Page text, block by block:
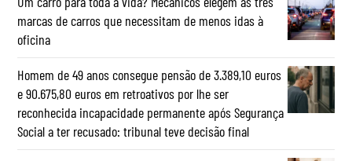
marcas de carros que necessitam de menos idas à
oficina
Homem de 49 anos consegue pensão de 3.389,10 euros
e 90.675,80 euros em retroativos por lhe ser
reconhecida incapacidade permanente após Segurança
Social a ter recusado: tribunal teve decisão final